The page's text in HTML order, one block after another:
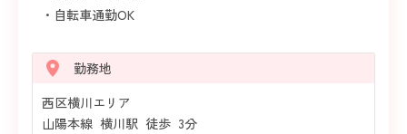
・自転車通勤OK
勤務地
西区横川エリア
山陽本線 横川駅 徒歩 3分